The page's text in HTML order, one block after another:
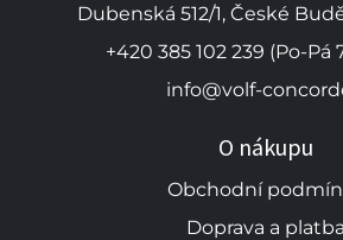
Dubenská 512/1, České
+420 385 102 239 (Po-Pá
info@volf-
O nákupu
Obchodní
Doprava a platba